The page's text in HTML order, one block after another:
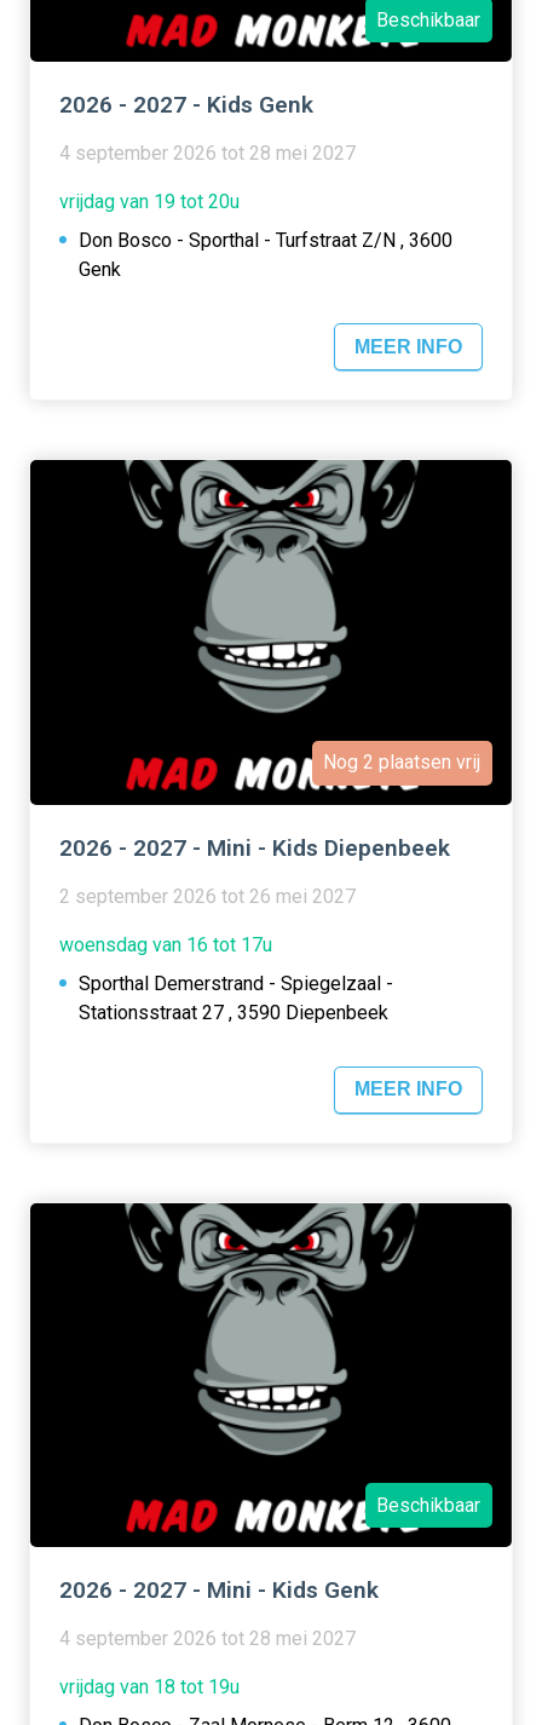
Beschikbaar
2026 - 2027 - Kids Genk
4 september 2026 tot 28 mei 2027
vrijdag van 19 tot 20u
Don Bosco - Sporthal - Turfstraat Z/N , 3600
Genk
MEER INFO
Nog 2 plaatsen vrij
2026 - 2027 - Mini - Kids Diepenbeek
2 september 2026 tot 26 mei 2027
woensdag van 16 tot 17u
Sporthal Demerstrand - Spiegelzaal -
Stationsstraat 27 , 3590 Diepenbeek
MEER INFO
Beschikbaar
2026 - 2027 - Mini - Kids Genk
4 september 2026 tot 28 mei 2027
vrijdag van 18 tot 19u